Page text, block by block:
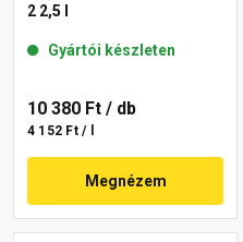
2 2,5 l
Gyártói készleten
10 380 Ft / db
4 152 Ft / l
Megnézem